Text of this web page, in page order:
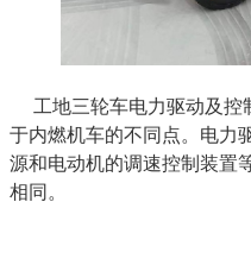
工地三轮车电力驱动及控
于内燃机车的不同点。电力
源和电动机的调速控制装置
相同。